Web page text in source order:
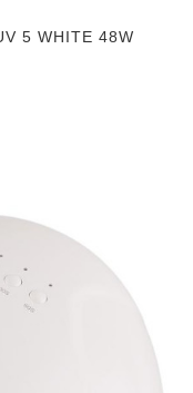
5 WHITE 48W